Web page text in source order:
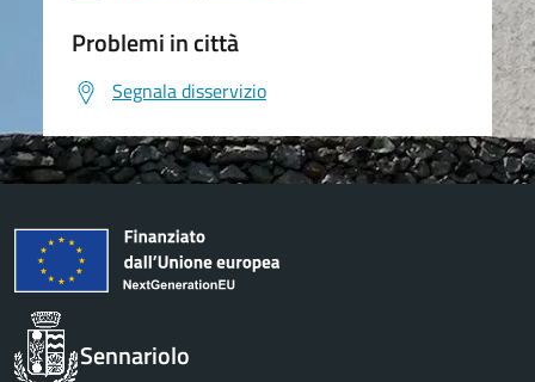
Problemi in città
Segnala disservizio
Sennariolo